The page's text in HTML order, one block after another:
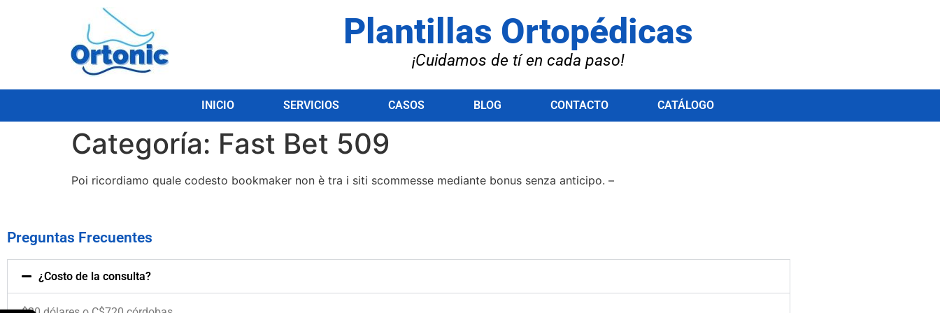
Plantillas Ortopédicas
¡Cuidamos de tí en cada paso!
INICIO SERVICIOS CASOS BLOG CONTACTO CATÁLOGO
Categoría: Fast Bet 509
Poi ricordiamo quale codesto bookmaker non è tra i siti scommesse mediante bonus senza anticipo. –
Preguntas Frecuentes
¿Costo de la consulta?